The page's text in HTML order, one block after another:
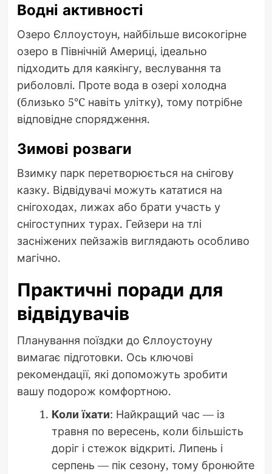
Водні активності
Озеро Єллоустоун, найбільше високогірне
озеро в Північній Америці, ідеально
підходить для каякінгу, веслування та
риболовлі. Проте вода в озері холодна
(близько 5°C навіть улітку), тому потрібне
відповідне спорядження.
Зимові розваги
Взимку парк перетворюється на снігову
казку. Відвідувачі можуть кататися на
снігоходах, лижах або брати участь у
снігоступних турах. Гейзери на тлі
засніжених пейзажів виглядають особливо
магічно.
Практичні поради для
відвідувачів
Планування поїздки до Єллоустоуну
вимагає підготовки. Ось ключові
рекомендації, які допоможуть зробити
вашу подорож комфортною.
Коли їхати: Найкращий час — із
травня по вересень, коли більшість
доріг і стежок відкриті. Липень і
серпень — пік сезону, тому бронюйте